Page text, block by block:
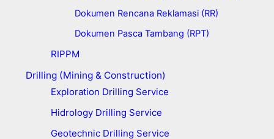
Dokumen Rencana Reklamasi (RR)
Dokumen Pasca Tambang (RPT)
RIPPM
Drilling (Mining & Construction)
Exploration Drilling Service
Hidrology Drilling Service
Geotechnic Drilling Service